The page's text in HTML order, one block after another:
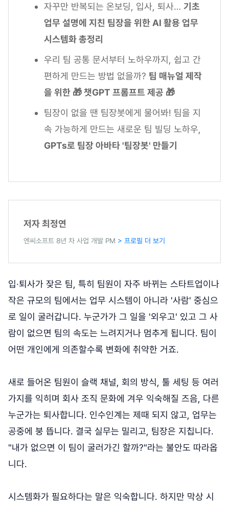
자꾸만 반복되는 온보딩, 입사, 퇴사… 기초
업무 설명에 지친 팀장을 위한 AI 활용 업무
시스템화 총정리
우리 팀 공통 문서부터 노하우까지, 쉽고 간
편하게 만드는 방법 없을까? 팀 매뉴얼 제작
을 위한 🎁 챗GPT 프롬프트 제공 🎁
팀장이 없을 땐 팀장봇에게 물어봐! 팀을 지
속 가능하게 만드는 새로운 팀 빌딩 노하우,
GPTs로 팀장 아바타 '팀장봇' 만들기
저자 최정연
엔씨소프트 8년 차 사업 개발 PM > 프로필 더 보기
입·퇴사가 잦은 팀, 특히 팀원이 자주 바뀌는 스타트업이나
작은 규모의 팀에서는 업무 시스템이 아니라 '사람' 중심으
로 일이 굴러갑니다. 누군가가 그 일을 '외우고' 있고 그 사
람이 없으면 팀의 속도는 느려지거나 멈추게 됩니다. 팀이
어떤 개인에게 의존할수록 변화에 취약한 거죠.
새로 들어온 팀원이 슬랙 채널, 회의 방식, 툴 세팅 등 여러
가지를 익히며 회사 조직 문화에 겨우 익숙해질 즈음, 다른
누군가는 퇴사합니다. 인수인계는 제때 되지 않고, 업무는
공중에 붕 뜹니다. 결국 실무는 밀리고, 팀장은 지칩니다.
"내가 없으면 이 팀이 굴러가긴 할까?"라는 불안도 따라옵
니다.
시스템화가 필요하다는 말은 익숙합니다. 하지만 막상 시